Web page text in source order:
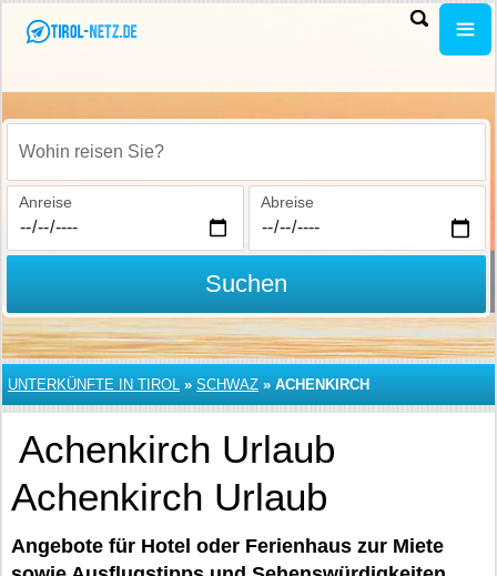
Wohin reisen Sie?
Anreise Abreise
Suchen
UNTERKÜNFTE IN TIROL » SCHWAZ » ACHENKIRCH
Achenkirch Urlaub
Achenkirch Urlaub
Angebote für Hotel oder Ferienhaus zur Miete